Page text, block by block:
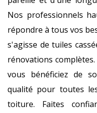
Nos professionnels
répondre à tous vos
s'agisse de tuiles
rénovations
vous bénéficiez de
qualité pour toutes
toiture. Faites